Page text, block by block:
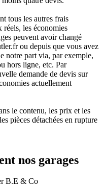
tous les autres frais
les économies
peuvent avoir changé
ou depuis que vous avez
notre part via, par exemple,
hors ligne, etc. Par
demande de devis sur
actuellement
le contenu, les prix et les
pièces détachées en rupture
nos garages
B.E & Co